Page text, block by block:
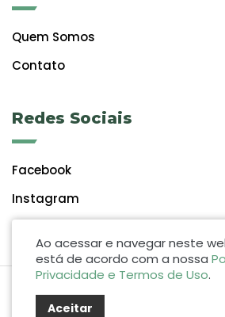
Quem Somos
Contato
Redes Sociais
Facebook
Instagram
Ao acessar e navegar neste
está de acordo com a nossa
Privacidade e Termos de Uso.
Aceitar